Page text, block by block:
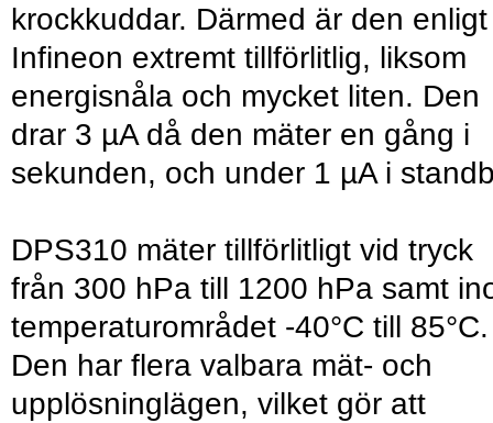
krockkuddar. Därmed är den enligt
Infineon extremt tillförlitlig, liksom
energisnåla och mycket liten. Den
drar 3 µA då den mäter en gång i
sekunden, och under 1 µA i
DPS310 mäter tillförlitligt vid tryck
från 300 hPa till 1200 hPa samt
temperaturområdet -40°C till 85°C.
Den har flera valbara mät- och
upplösninglägen, vilket gör att